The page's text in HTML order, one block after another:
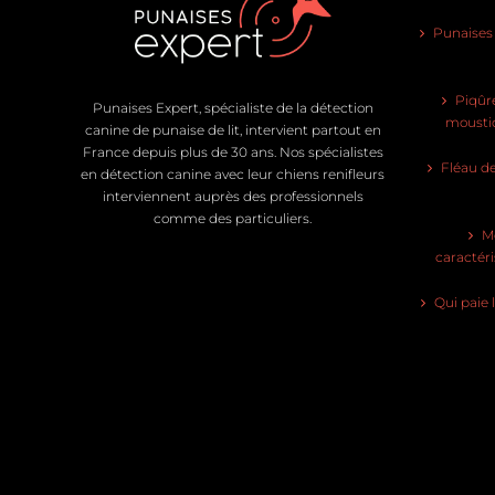
Punaises Expert, spécialiste de la détection
canine de punaise de lit, intervient partout en
France depuis plus de 30 ans. Nos spécialistes
en détection canine avec leur chiens renifleurs
interviennent auprès des professionnels
comme des particuliers.
Fléau
Qui paie